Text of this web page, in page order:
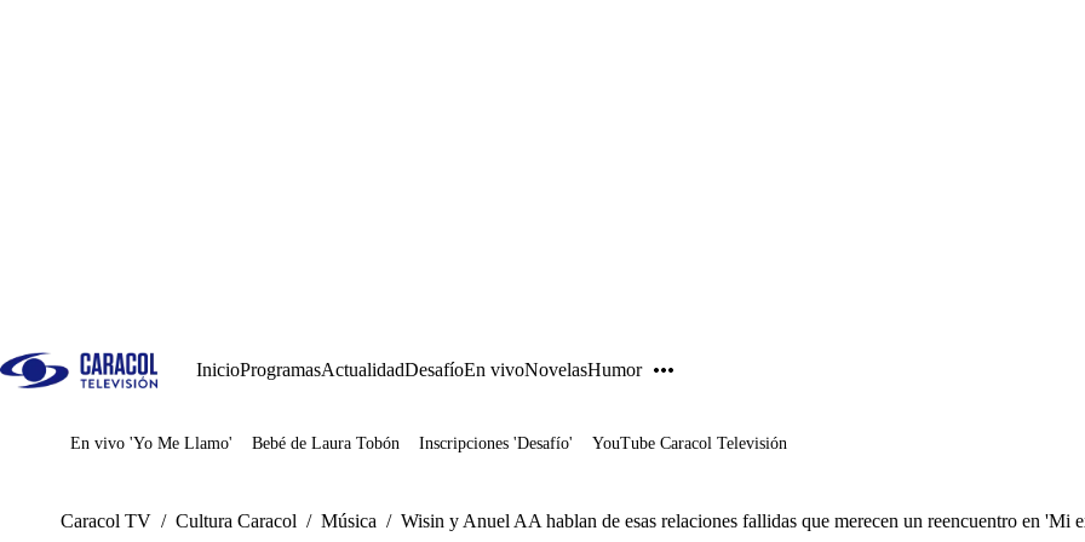
InicioProgramasActualidadDesafíoEn vivoNovelasHumor
Juegos
En vivo 'Yo Me Llamo' Bebé de Laura Tobón Inscripciones 'Desafío' YouTube Caracol Televisión
Caracol TV / Cultura Caracol / Música / Wisin y Anuel AA hablan de esas relaciones fallidas que merecen un reencuentro en 'Mi